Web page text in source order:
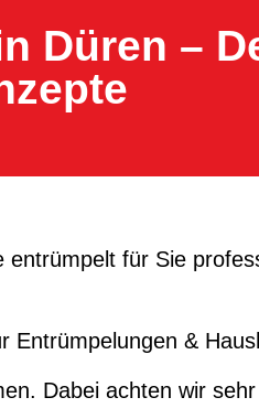
Düren –
entrümpelt für Sie
&
Dabei achten wir